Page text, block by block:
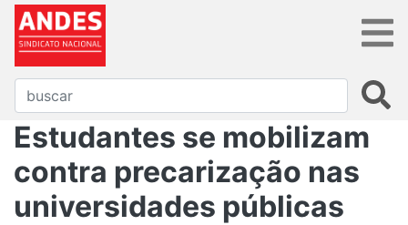
Estudantes se mobilizam
contra precarização nas
universidades públicas